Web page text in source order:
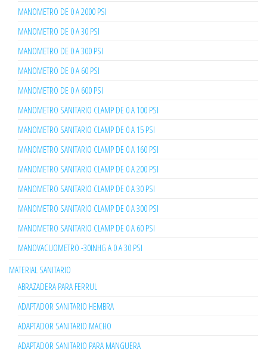
MANOMETRO DE 0 A 2000 PSI
MANOMETRO DE 0 A 30 PSI
MANOMETRO DE 0 A 300 PSI
MANOMETRO DE 0 A 60 PSI
MANOMETRO DE 0 A 600 PSI
MANOMETRO SANITARIO CLAMP DE 0 A 100 PSI
MANOMETRO SANITARIO CLAMP DE 0 A 15 PSI
MANOMETRO SANITARIO CLAMP DE 0 A 160 PSI
MANOMETRO SANITARIO CLAMP DE 0 A 200 PSI
MANOMETRO SANITARIO CLAMP DE 0 A 30 PSI
MANOMETRO SANITARIO CLAMP DE 0 A 300 PSI
MANOMETRO SANITARIO CLAMP DE 0 A 60 PSI
MANOVACUOMETRO -30INHG A 0 A 30 PSI
MATERIAL SANITARIO
ABRAZADERA PARA FERRUL
ADAPTADOR SANITARIO HEMBRA
ADAPTADOR SANITARIO MACHO
ADAPTADOR SANITARIO PARA MANGUERA